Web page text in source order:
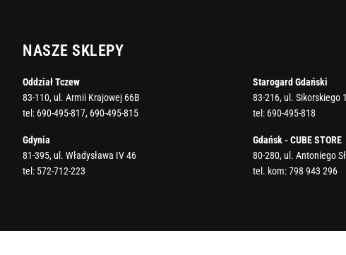
NASZE SKLEPY
Oddział Tczew
83-110, ul. Armii Krajowej 66B
tel: 690-495-817, 690-495-815
Gdynia
81-395, ul. Władysława IV 46
tel: 572-712-223
Starogard Gdański
83-216, ul. Sikorskiego
tel: 690-495-818
Gdańsk - CUBE STORE
80-280, ul. Antoniego
tel. kom:798 943 296